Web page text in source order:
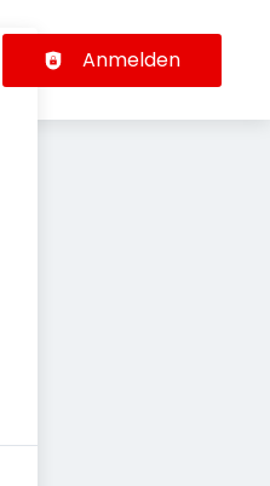
Anmelden